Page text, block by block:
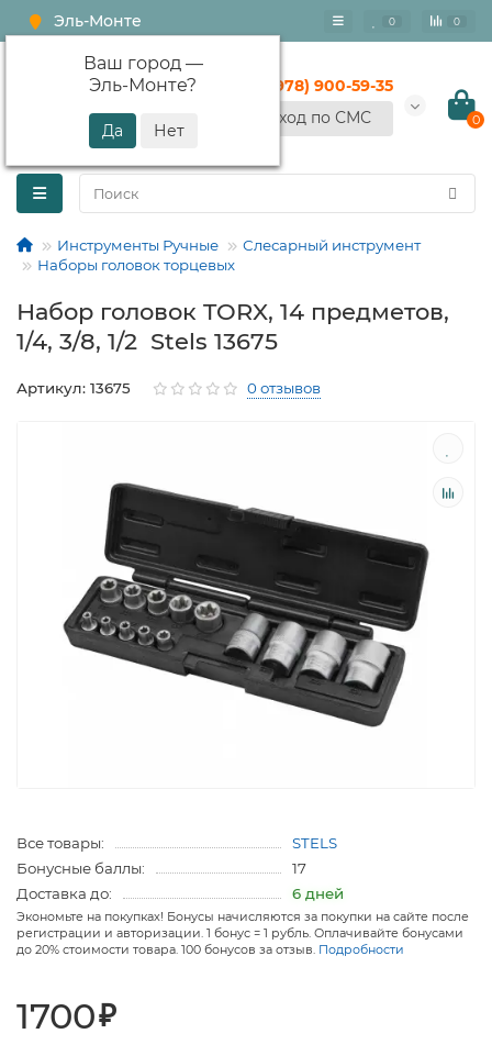
Эль-Монте
Ваш город —
Эль-Монте?
0 0
+7 (978) 900-59-35
Вход по СМС
0
Инструменты Ручные
Слесарный инструмент
Наборы головок торцевых
Набор головок TORX, 14 предметов,
1/4, 3/8, 1/2 Stels 13675
Артикул: 13675 0 отзывов
Все товары:
STELS
Бонусные баллы:
17
Доставка до:
6 дней
Экономьте на покупках! Бонусы начисляются за покупки на сайте после
регистрации и авторизации. 1 бонус = 1 рубль. Оплачивайте бонусами
до 20% стоимости товара. 100 бонусов за отзыв. Подробности
1700₽